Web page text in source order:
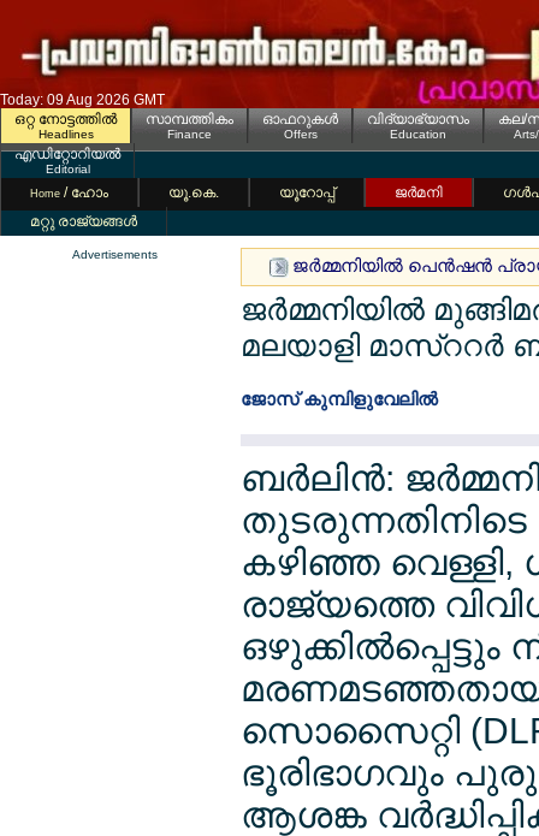
Today: 09 Aug 2026 GMT
ഒറ്റ നോട്ടത്തില്‍
Headlines
സാമ്പത്തികം
Finance
ഓഫറുകള്‍
Offers
വിദ്യാഭ്യാസം
Education
കല/
എഡിറ്റോറിയല്‍
Editorial
Home / ഹോം യൂ.കെ. യൂറോപ്പ് ജര്‍മനി
മറ്റു രാജ്യങ്ങള്‍
Advertisements
ജര്‍മ്മനിയില്‍ പെന്‍ഷന്‍
ജര്‍മ്മനിയില്‍
മലയാളി മാസ്ററര്‍
ജോസ് കുമ്പിളുവേലില്‍
ബര്‍ലിന്‍:
കഴിഞ്ഞ വെള്ളി,
രാജ്യത്തെ
ഒഴുക്കില്‍പ്പെട്ടും
സൊസൈറ്റി
ഭൂരിഭാഗവും
ആശങ്ക